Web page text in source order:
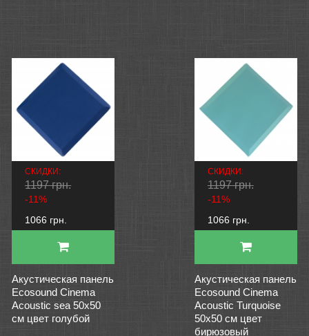
СКИДКИ:
1197 грн.
-11%
1066 грн.
Акустическая панель
Ecosound Cinema
Acoustic sea 50х50
см цвет голубой
СКИДКИ:
1197 грн.
-11%
1066 грн.
Акустическая панель
Ecosound Cinema
Acoustic Turquoise
50х50 см цвет
бирюзовый